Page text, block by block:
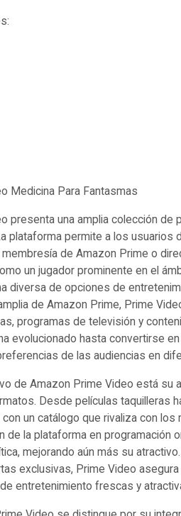
Medicina Para Fantasmas
presenta una amplia colección de
plataforma permite a los usuarios
de Amazon Prime o
un jugador prominente en el
diversa de opciones de
de Amazon Prime, Prime
programas de televisión y
evolucionado hasta convertirse
de las audiencias en
de Amazon Prime Video está su
Desde películas taquilleras
un catálogo que rivaliza con
de la plataforma en programación
mejorando aún más su
exclusivas, Prime Video
entretenimiento frescas y